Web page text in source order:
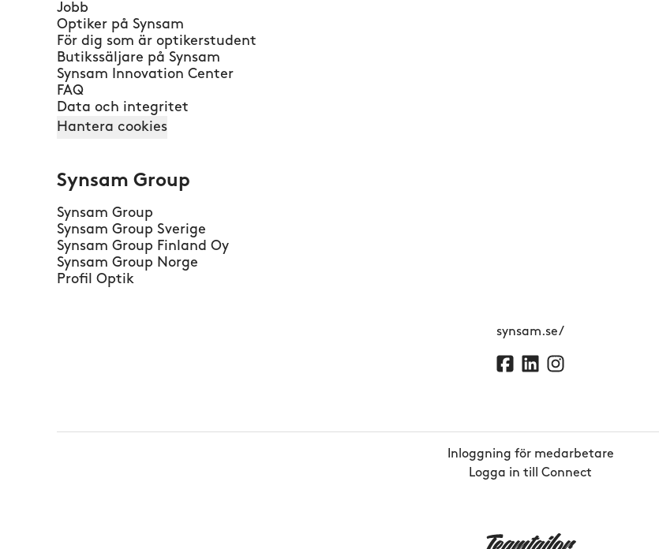
Jobb
Optiker på Synsam
För dig som är optikerstudent
Butikssäljare på Synsam
Synsam Innovation Center
FAQ
Data och integritet
Hantera cookies
Synsam Group
Synsam Group
Synsam Group Sverige
Synsam Group Finland Oy
Synsam Group Norge
Profil Optik
synsam.se/
Inloggning för medarbetare
Logga in till Connect